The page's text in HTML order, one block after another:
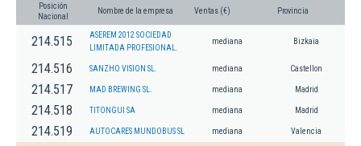
Posición
Nacional
Nombre de la empresa Ventas (€) Provincia
214.515
ASEREM 2012 SOCIEDAD
LIMITADA PROFESIONAL.
mediana Bizkaia
214.516 SANZHO VISION SL. mediana Castellon
214.517 MAD BREWING SL. mediana Madrid
214.518 TITONGUI SA mediana Madrid
214.519 AUTOCARES MUNDOBUS SL mediana Valencia